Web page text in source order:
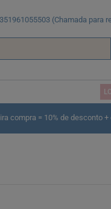
(Chamada para
compra = 10% de desconto